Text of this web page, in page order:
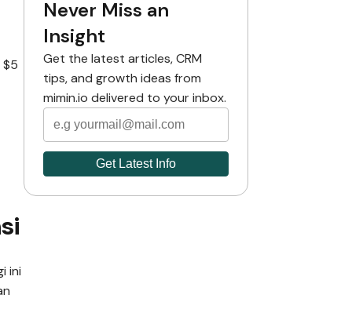
$5
ini
Never Miss an
Insight
Get the latest articles, CRM
tips, and growth ideas from
mimin.io delivered to your inbox.